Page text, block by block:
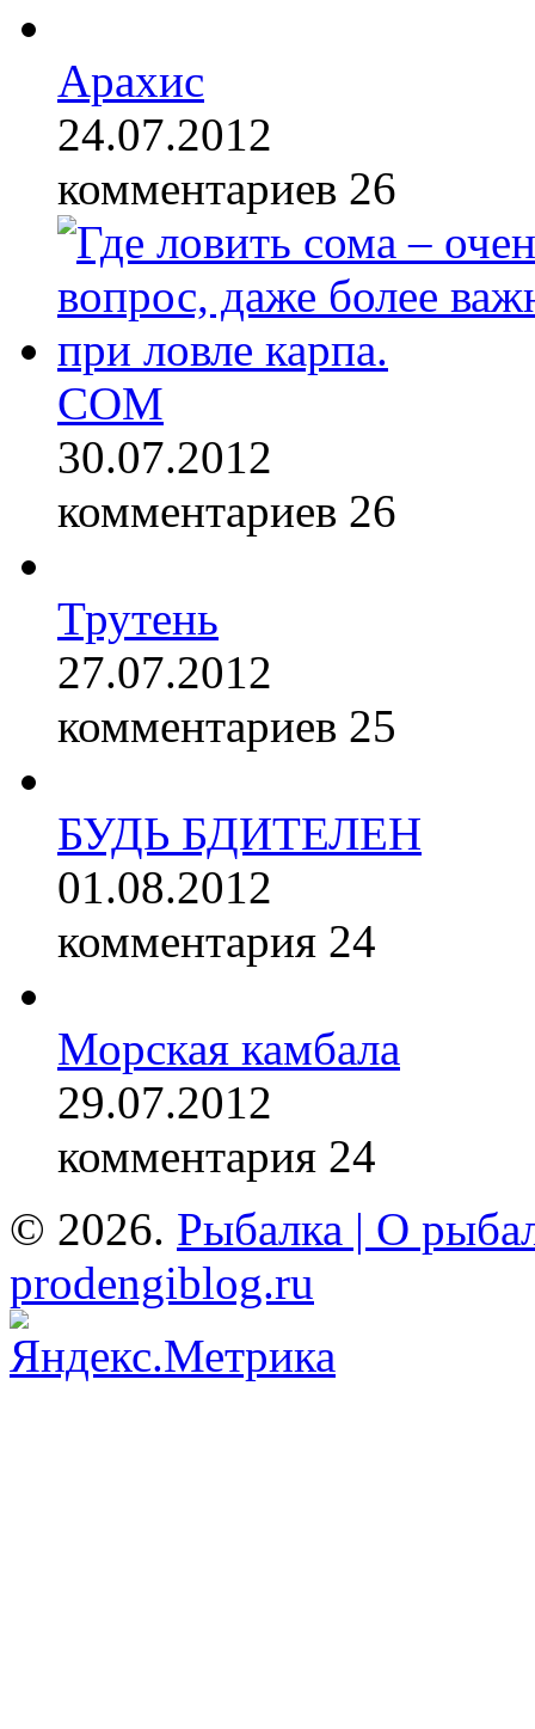
Арахис
24.07.2012
комментариев 26
СОМ
30.07.2012
комментариев 26
Трутень
27.07.2012
комментариев 25
БУДЬ БДИТЕЛЕН
01.08.2012
комментария 24
Морская камбала
29.07.2012
комментария 24
© 2026. Рыбалка | О
prodengiblog.ru